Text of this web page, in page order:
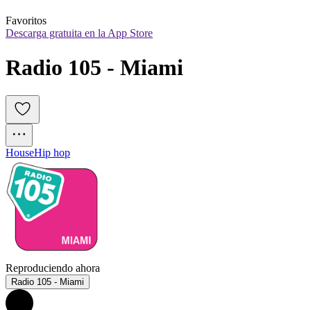
Favoritos
Descarga gratuita en la App Store
Radio 105 - Miami
HouseHip hop
Reproduciendo ahora
Radio 105 - Miami